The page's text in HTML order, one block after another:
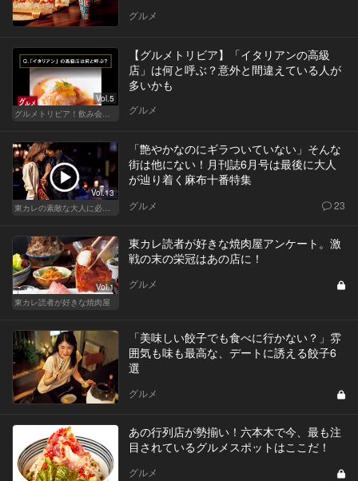
グルメ
Vol.5
【グルメトリビア】「イタリアンの高級
店」は何と呼ぶ？意外と間違えている人が
多いかも
グルメ
Vol.13
「艶やかなのにギラついていない」そんな
街は他にない！月刊誌6月号は最後に大人
が辿り着く麻布十番特集
グルメ 23
Vol.1
東カレ読者が好きな焼肉屋
東カレ読者が好きな焼肉屋アンケート。激
戦の末の栄冠はあの店に！
グルメ
「美味しい餃子でも食べに行かない？」雰
囲気も味も最高な、デートに誘える餃子6
選
グルメ
あの行列店が勢揃い！六本木で今、最も注
目されているグルメスポットはここだ！
グルメ